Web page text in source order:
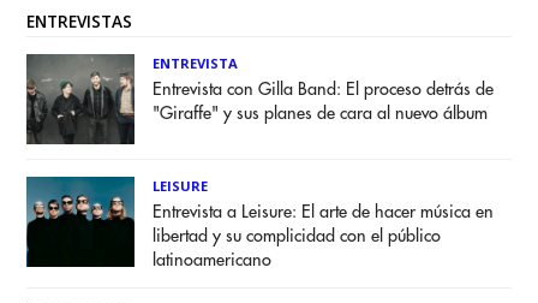
ENTREVISTAS
ENTREVISTA
Entrevista con Gilla Band: El proceso detrás de
"Giraffe" y sus planes de cara al nuevo álbum
LEISURE
Entrevista a Leisure: El arte de hacer música en
libertad y su complicidad con el público
latinoamericano